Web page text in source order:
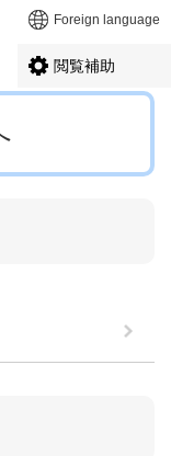
Foreign language
閲覧補助